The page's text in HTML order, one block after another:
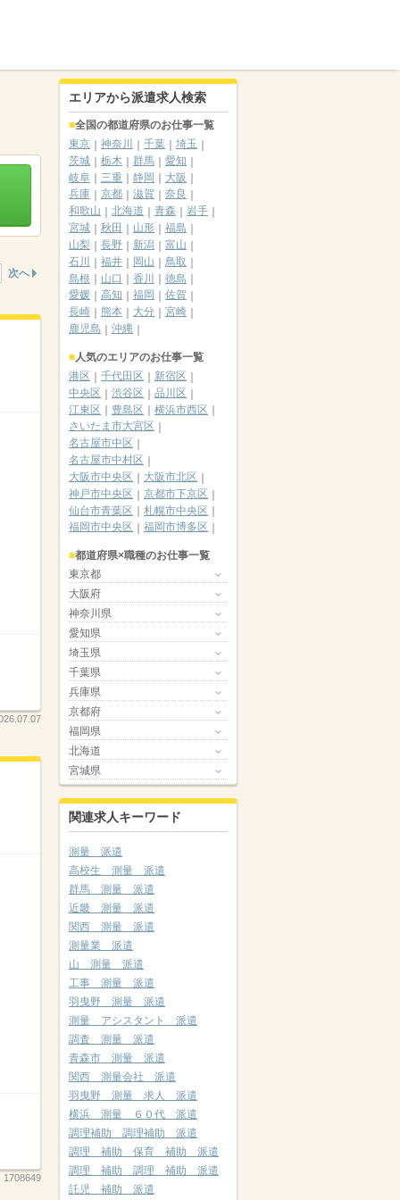
次へ
1708649
エリアから派遣求人検索
全国の都道府県のお仕事一覧
東京
神奈川 千葉
埼玉
茨城
栃木 群馬
愛知
岐阜
三重 静岡
大阪
兵庫
京都 滋賀
奈良
和歌山
北海道 青森
岩手
宮城
秋田 山形
福島
山梨
長野 新潟
富山
石川
福井 岡山
鳥取
島根
山口 香川
徳島
愛媛
高知 福岡
佐賀
長崎
熊本 大分
宮崎
鹿児島
沖縄
人気のエリアのお仕事一覧
港区
千代田区
新宿区
中央区
渋谷区
品川区
江東区
豊島区
横浜市西区
さいたま市大宮区
名古屋市中区
名古屋市中村区
大阪市中央区
大阪市北区
神戸市中央区
京都市下京区
仙台市青葉区
札幌市中央区
福岡市中央区
福岡市博多区
都道府県×職種のお仕事一覧
東京都
大阪府
神奈川県
愛知県
埼玉県
千葉県
兵庫県
京都府
福岡県
北海道
宮城県
関連求人キーワード
測量 派遣
高校生 測量 派遣
群馬 測量 派遣
近畿 測量 派遣
関西 測量 派遣
測量業 派遣
山 測量 派遣
工事 測量 派遣
羽曳野 測量 派遣
測量 アシスタント 派遣
調査 測量 派遣
青森市 測量 派遣
関西 測量会社 派遣
羽曳野 測量 求人 派遣
横浜 測量 ６０代 派遣
調理補助 調理補助 派遣
調理 補助 保育 補助 派遣
調理 補助 調理 補助 派遣
託児 補助 派遣